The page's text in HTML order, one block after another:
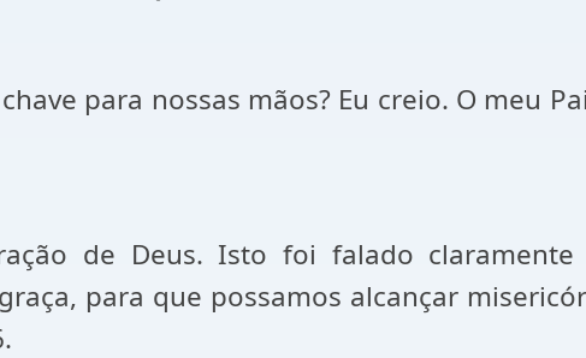
para nossas mãos? Eu creio. O meu
de Deus. Isto foi falado
para que possamos alcançar